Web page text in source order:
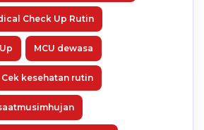
Check Up Rutin
MCU dewasa
Cek kesehatan rutin